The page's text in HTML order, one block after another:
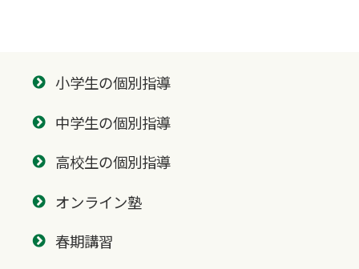
小学生の個別指導
中学生の個別指導
高校生の個別指導
オンライン塾
春期講習